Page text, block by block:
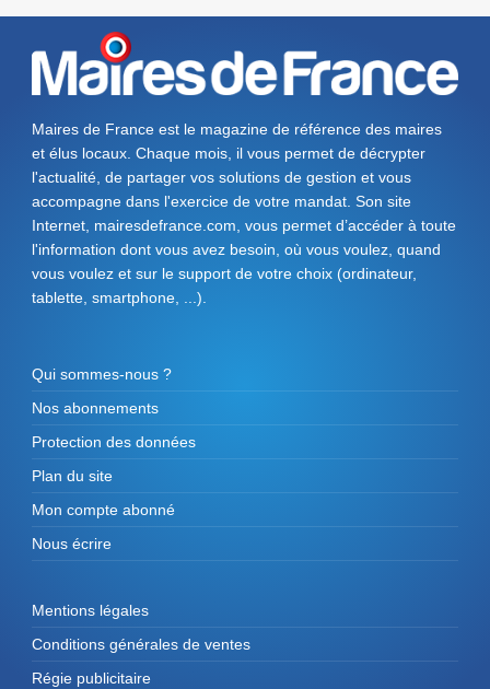
Maires de France est le magazine de référence des maires
et élus locaux. Chaque mois, il vous permet de décrypter
l'actualité, de partager vos solutions de gestion et vous
accompagne dans l'exercice de votre mandat. Son site
Internet, mairesdefrance.com, vous permet d’accéder à toute
l'information dont vous avez besoin, où vous voulez, quand
vous voulez et sur le support de votre choix (ordinateur,
tablette, smartphone, ...).
Qui sommes-nous ?
Nos abonnements
Protection des données
Plan du site
Mon compte abonné
Nous écrire
Mentions légales
Conditions générales de ventes
Régie publicitaire